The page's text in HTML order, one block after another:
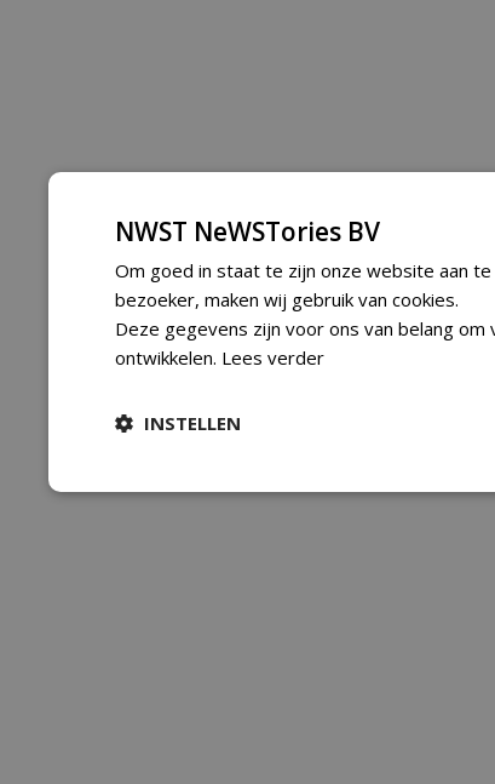
NWST NeWSTories BV
Om goed in staat te zijn onze website aan
bezoeker, maken wij gebruik van cookies.
Deze gegevens zijn voor ons van belang
ontwikkelen. Lees verder
INSTELLEN